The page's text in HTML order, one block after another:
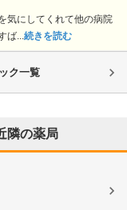
気にしてくれて他の病院
... 続きを読む
ク一覧
隣の薬局